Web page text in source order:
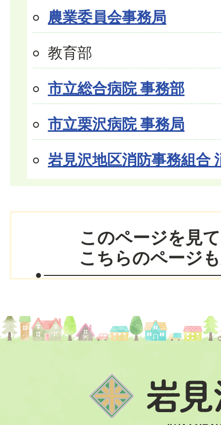
農業委員会事務局
教育部
市立総合病院 事務部
市立栗沢病院 事務局
岩見沢地区消防事務組合
このページを見
こちらのページ